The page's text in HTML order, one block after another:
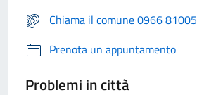
Chiama il comune 0966 81005
Prenota un appuntamento
Problemi in città